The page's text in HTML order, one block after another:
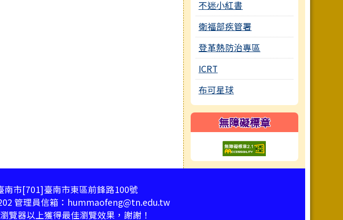
不迷小紅書
衛福部疾管署
登革熱防治專區
ICRT
布可星球
無障礙標章
南市[701]臺南市東區前鋒路100號
管理員信箱：hummaofeng@tn.edu.tw
覽器以上獲得最佳瀏覽效果，謝謝！